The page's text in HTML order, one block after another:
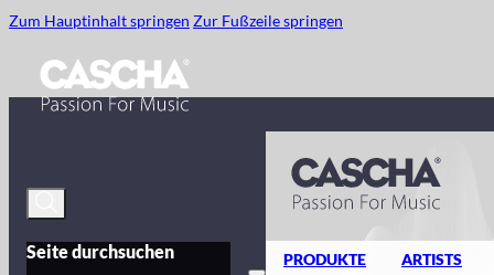
Zum Hauptinhalt springen Zur Fußzeile springen
Seite durchsuchen PRODUKTE ARTISTS